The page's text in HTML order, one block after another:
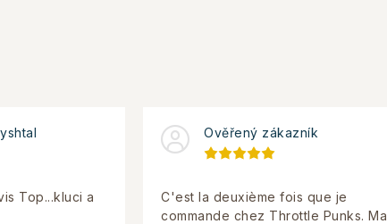
Top...kluci a
Ověřený zákazník
C'est la deuxième fois que je
commande chez Throttle Punks. Ma